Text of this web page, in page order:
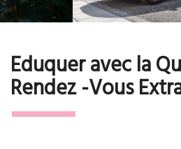
Eduquer avec la
Rendez -Vous